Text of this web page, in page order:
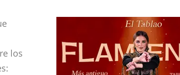
los